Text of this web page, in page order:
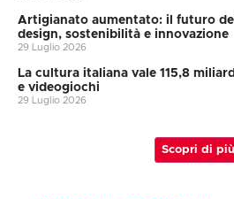
Artigianato aumentato: il futuro
design, sostenibilità e innovazione
29 Luglio 2026
La cultura italiana vale 115,8
e videogiochi
29 Luglio 2026
Scopri di più